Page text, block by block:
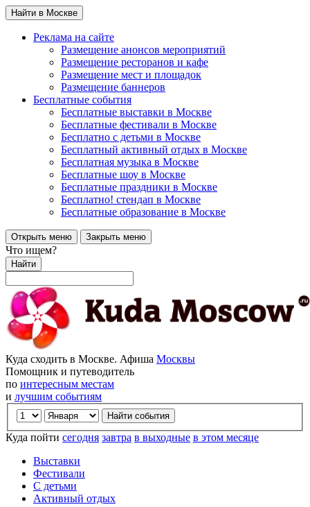
Найти в Москве
Реклама на сайте
Размещение анонсов мероприятий
Размещение ресторанов и кафе
Размещение мест и площадок
Размещение баннеров
Бесплатные события
Бесплатные выставки в Москве
Бесплатные фестивали в Москве
Бесплатно с детьми в Москве
Бесплатный активный отдых в Москве
Бесплатная музыка в Москве
Бесплатные шоу в Москве
Бесплатные праздники в Москве
Бесплатно! стендап в Москве
Бесплатные образование в Москве
Открыть меню Закрыть меню
Что ищем?
Найти
Куда сходить в Москве. Афиша Москвы
Помощник и путеводитель
по интересным местам
и лучшим событиям
Куда пойти сегодня завтра в выходные в этом месяце
Выставки
Фестивали
С детьми
Активный отдых